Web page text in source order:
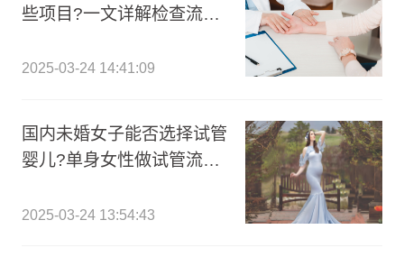
些项目?一文详解检查流程
2025-03-24 14:41:09
国内未婚女子能否选择试管
婴儿?单身女性做试管流程
2025-03-24 13:54:43